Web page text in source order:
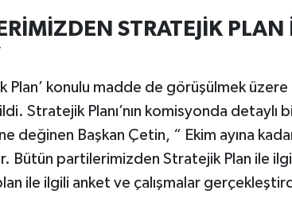
STRATEJİK PLAN
konulu madde de görüşülmek üzere
Stratejik Planı’nın komisyonda detaylı
değinen Başkan Çetin, “ Ekim ayına
Bütün partilerimizden Stratejik Plan ile
ile ilgili anket ve çalışmalar